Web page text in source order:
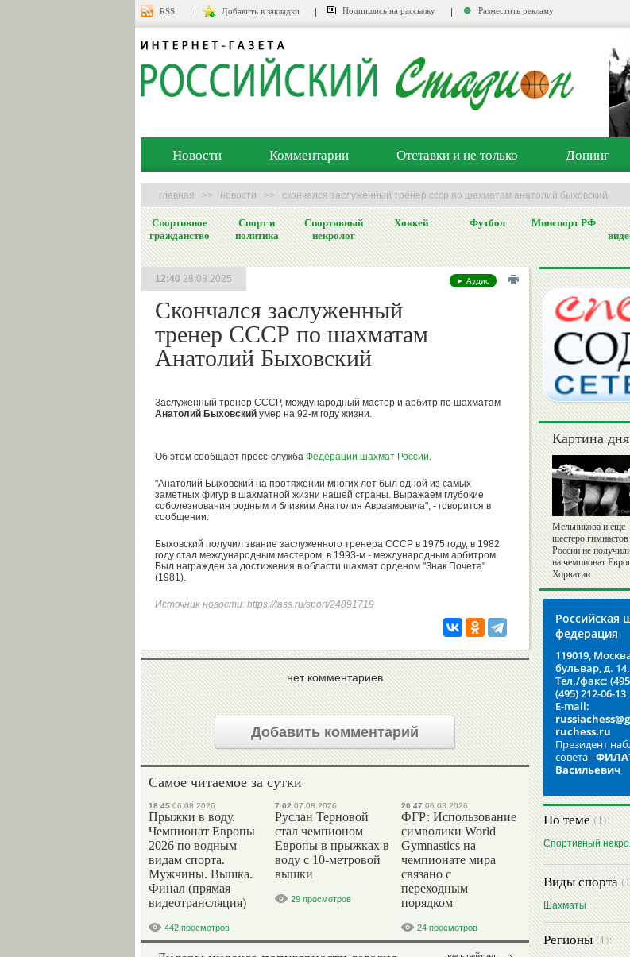
RSS Добавить в закладки Подпишись на рассылку Разместить рекламу
Новости Комментарии Отставки и не только Допинг
главная >> новости >> скончался заслуженный тренер ссср по шахматам анатолий быховский
Спортивное
гражданство
Спорт и
политика
Спортивный
некролог
Хоккей Футбол Минспорт РФ
► Аудио
Скончался заслуженный
тренер СССР по шахматам
Анатолий Быховский
12:40 28.08.2025
Заслуженный тренер СССР, международный мастер и арбитр по шахматам
Анатолий Быховский умер на 92-м году жизни.
Об этом сообщает пресс-служба Федерации шахмат России.
"Анатолий Быховский на протяжении многих лет был одной из самых
заметных фигур в шахматной жизни нашей страны. Выражаем глубокие
соболезнования родным и близким Анатолия Авраамовича", - говорится в
сообщении.
Быховский получил звание заслуженного тренера СССР в 1975 году, в 1982
году стал международным мастером, в 1993-м - международным арбитром.
Был награжден за достижения в области шахмат орденом "Знак Почета"
(1981).
Источник новости: https://tass.ru/sport/24891719
нет комментариев
Добавить комментарий
Самое читаемое за сутки
18:45 06.08.2026
Прыжки в воду.
Чемпионат Европы
2026 по водным
видам спорта.
Мужчины. Вышка.
Финал (прямая
видеотрансляция)
442 просмотров
7:02 07.08.2026
Руслан Терновой
стал чемпионом
Европы в прыжках в
воду с 10-метровой
вышки
29 просмотров
20:47 06.08.2026
ФГР: Использование
символики World
Gymnastics на
чемпионате мира
связано с
переходным
порядком
24 просмотров
Картина
Мельникова и еще
шестеро гимнастов
России не
на чемпионат
Хорватии
Российская
федерация
119019,
бульвар, д. 14,
Тел./факс:
(495) 212-06-13
E-mail:
ruchess.ru
Президент
совета -
Васильевич
По теме(1):
Спортивный
Виды спорта
Шахматы
Регионы(1):